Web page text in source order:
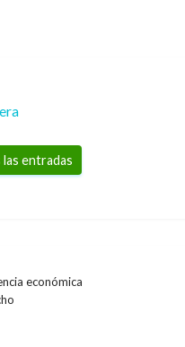
entradas
económica